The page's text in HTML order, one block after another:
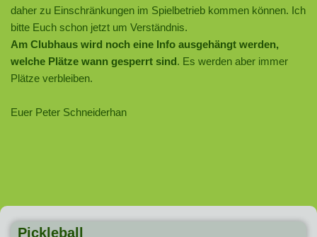
daher zu Einschränkungen im Spielbetrieb kommen können. Ich
bitte Euch schon jetzt um Verständnis.
Am Clubhaus wird noch eine Info ausgehängt werden,
welche Plätze wann gesperrt sind. Es werden aber immer
Plätze verbleiben.
Euer Peter Schneiderhan
Pickleball